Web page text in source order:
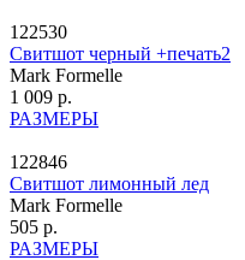
122530
Свитшот черный +печать2
Mark Formelle
1 009 р.
РАЗМЕРЫ
122846
Свитшот лимонный лед
Mark Formelle
505 р.
РАЗМЕРЫ